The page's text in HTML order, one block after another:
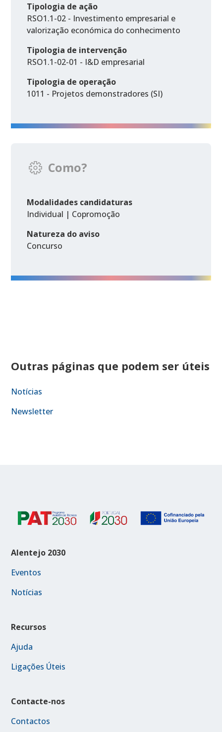
Tipologia de ação
RSO1.1-02 - Investimento empresarial e
valorização económica do conhecimento
Tipologia de intervenção
RSO1.1-02-01 - I&D empresarial
Tipologia de operação
1011 - Projetos demonstradores (SI)
Como?
Modalidades candidaturas
Individual | Copromoção
Natureza do aviso
Concurso
Outras páginas que podem ser úteis
Notícias
Newsletter
Alentejo 2030
Eventos
Notícias
Recursos
Ajuda
Ligações Úteis
Contacte-nos
Contactos